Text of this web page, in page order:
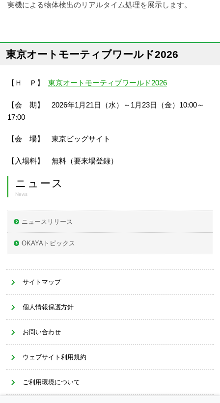
実機による物体検出のリアルタイム処理を展示します。
東京オートモーティブワールド2026
【Ｈ Ｐ】 東京オートモーティブワールド2026
【会 期】 2026年1月21日（水）～1月23日（金）10:00～
17:00
【会 場】 東京ビッグサイト
【入場料】 無料（要来場登録）
ニュース
News
ニュースリリース
OKAYAトピックス
サイトマップ
個人情報保護方針
お問い合わせ
ウェブサイト利用規約
ご利用環境について